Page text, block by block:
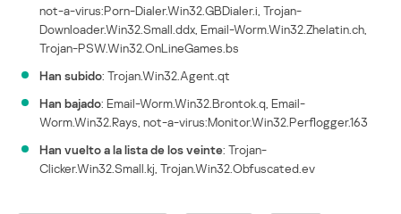
not-a-virus:Porn-Dialer.Win32.GBDialer.i, Trojan-
Downloader.Win32.Small.ddx, Email-Worm.Win32.Zhelatin.ch,
Trojan-PSW.Win32.OnLineGames.bs
Han subido: Trojan.Win32.Agent.qt
Han bajado: Email-Worm.Win32.Brontok.q, Email-
Worm.Win32.Rays, not-a-virus:Monitor.Win32.Perflogger.163
Han vuelto a la lista de los veinte: Trojan-
Clicker.Win32.Small.kj, Trojan.Win32.Obfuscated.ev